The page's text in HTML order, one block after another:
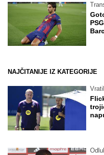
NAJČITANIJE IZ KATEGORIJE